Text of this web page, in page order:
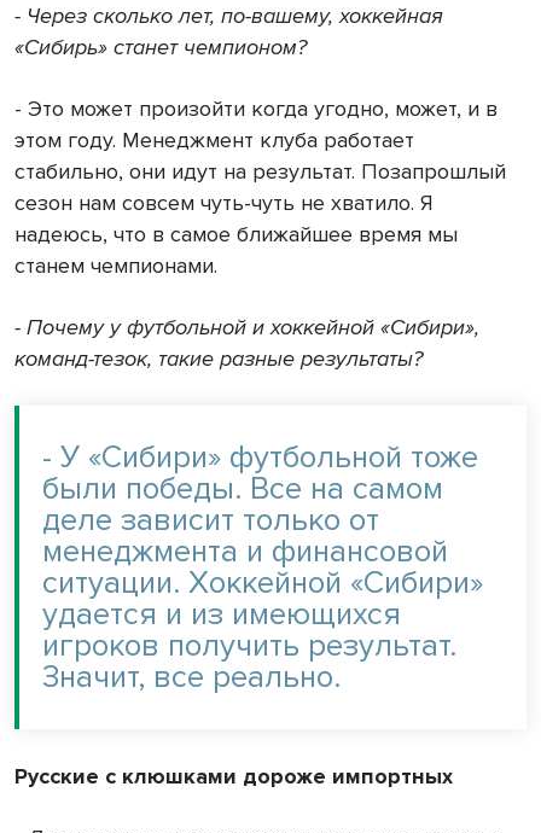
- Через сколько лет, по-вашему, хоккейная
«Сибирь» станет чемпионом?
- Это может произойти когда угодно, может, и в
этом году. Менеджмент клуба работает
стабильно, они идут на результат. Позапрошлый
сезон нам совсем чуть-чуть не хватило. Я
надеюсь, что в самое ближайшее время мы
станем чемпионами.
- Почему у футбольной и хоккейной «Сибири»,
команд-тезок, такие разные результаты?
- У «Сибири» футбольной тоже
были победы. Все на самом
деле зависит только от
менеджмента и финансовой
ситуации. Хоккейной «Сибири»
удается и из имеющихся
игроков получить результат.
Значит, все реально.
Русские с клюшками дороже импортных